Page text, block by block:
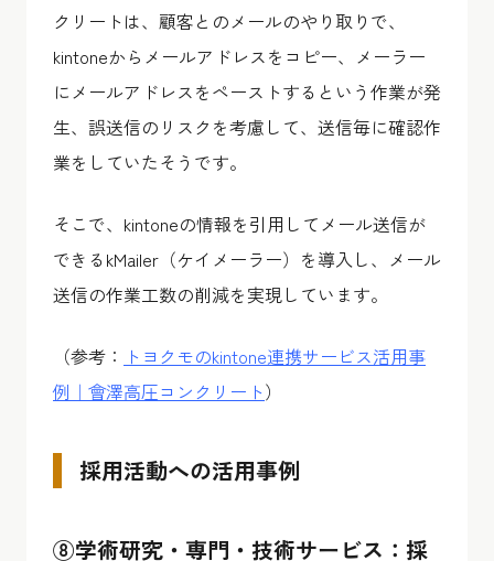
クリートは、顧客とのメールのやり取りで、
kintoneからメールアドレスをコピー、メーラー
にメールアドレスをペーストするという作業が発
生、誤送信のリスクを考慮して、送信毎に確認作
業をしていたそうです。
そこで、kintoneの情報を引用してメール送信が
できるkMailer（ケイメーラー）を導入し、メール
送信の作業工数の削減を実現しています。
（参考： トヨクモのkintone連携サービス活用事
例｜會澤高圧コンクリート）
採用活動への活用事例
⑧学術研究・専門・技術サービス：採